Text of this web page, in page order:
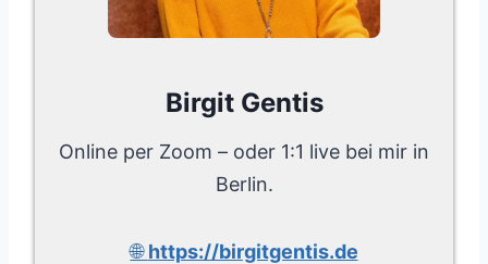
Birgit Gentis
Online per Zoom – oder 1:1 live bei mir in
Berlin.
🌐https://birgitgentis.de